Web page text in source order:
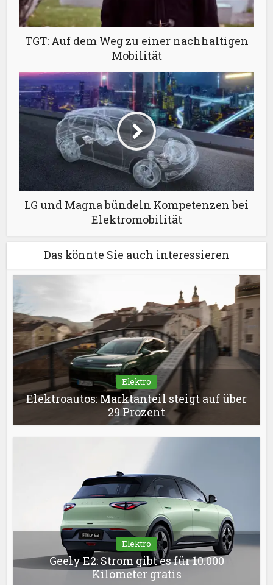
TGT: Auf dem Weg zu einer nachhaltigen
Mobilität
LG und Magna bündeln Kompetenzen bei
Elektromobilität
Das könnte Sie auch interessieren
Elektro
Elektroautos: Marktanteil steigt auf über
29 Prozent
Elektro
Geely E2: Strom gibt es für 10.000
Kilometer gratis